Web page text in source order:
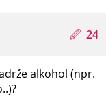
24
alkohol (npr.